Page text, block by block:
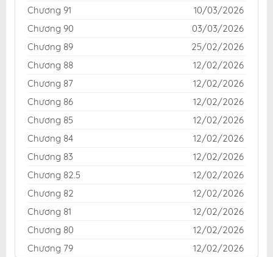
Chương 91
10/03/2026
Chương 90
03/03/2026
Chương 89
25/02/2026
Chương 88
12/02/2026
Chương 87
12/02/2026
Chương 86
12/02/2026
Chương 85
12/02/2026
Chương 84
12/02/2026
Chương 83
12/02/2026
Chương 82.5
12/02/2026
Chương 82
12/02/2026
Chương 81
12/02/2026
Chương 80
12/02/2026
Chương 79
12/02/2026